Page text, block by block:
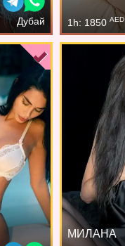
Дубай 1h: 1850AED
МИЛАНА